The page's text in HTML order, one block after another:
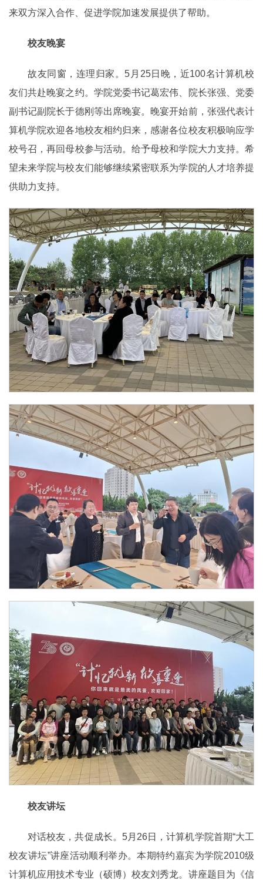
来双方深入合作、促进学院加速发展提供了帮助。
校友晚宴
故友同窗，连理归家。5月25日晚，近100名计算机校
友们共赴晚宴之约。学院党委书记葛宏伟、院长张强、党委
副书记副院长于德刚等出席晚宴。晚宴开始前，张强代表计
算机学院欢迎各地校友相约归来，感谢各位校友积极响应学
校号召，再回母校参与活动。给予母校和学院大力支持。希
望未来学院与校友们能够继续紧密联系为学院的人才培养提
供助力支持。
校友讲坛
对话校友，共促成长。5月26日，计算机学院首期“大工
校友讲坛”讲座活动顺利举办。本期特约嘉宾为学院2010级
计算机应用技术专业（硕博）校友刘秀龙。讲座题目为《信